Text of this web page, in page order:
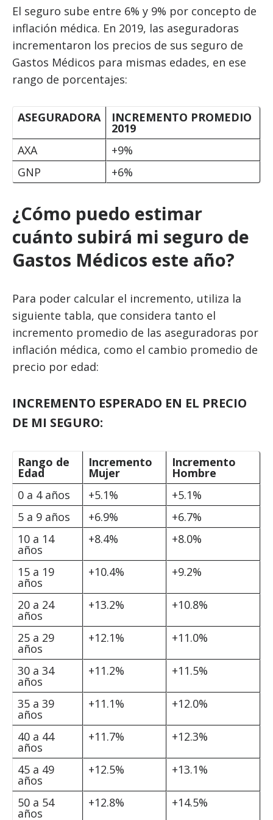
El seguro sube entre 6% y 9% por concepto de
inflación médica. En 2019, las aseguradoras
incrementaron los precios de sus seguro de
Gastos Médicos para mismas edades, en ese
rango de porcentajes:
ASEGURADORA INCREMENTO PROMEDIO
2019
AXA
+9%
GNP
+6%
¿Cómo puedo estimar
cuánto subirá mi seguro de
Gastos Médicos este año?
Para poder calcular el incremento, utiliza la
siguiente tabla, que considera tanto el
incremento promedio de las aseguradoras por
inflación médica, como el cambio promedio de
precio por edad:
INCREMENTO ESPERADO EN EL PRECIO
DE MI SEGURO:
Rango de
Edad
Incremento
Mujer
Incremento
Hombre
0 a 4 años
+5.1%
+5.1%
5 a 9 años
+6.9%
+6.7%
10 a 14
años
+8.4% +8.0%
15 a 19
años
+10.4% +9.2%
20 a 24
años
+13.2% +10.8%
25 a 29
años
+12.1% +11.0%
30 a 34
años
+11.2% +11.5%
35 a 39
años
+11.1% +12.0%
40 a 44
años
+11.7% +12.3%
45 a 49
años
+12.5% +13.1%
50 a 54
años
+12.8% +14.5%